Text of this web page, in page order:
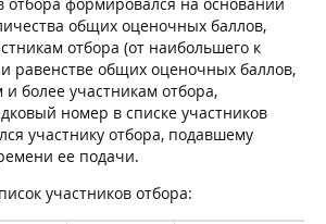
общих оценочных баллов,
отбора (от наибольшего к
равенстве общих оценочных баллов,
более участникам отбора,
номер в списке участников
участнику отбора, подавшему
ее подачи.
участников отбора: